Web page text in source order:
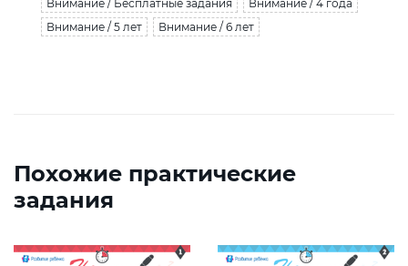
Внимание / Бесплатные задания
Внимание / 4 года
Внимание / 5 лет
Внимание / 6 лет
Похожие практические
задания